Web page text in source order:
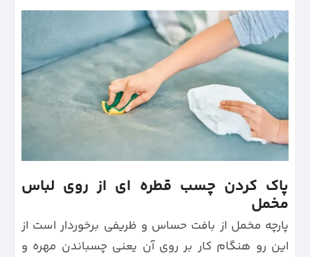
پاک کردن چسب قطره ای از روی لباس
مخمل
پارچه مخمل از بافت حساس و ظریفی برخوردار است از
این رو هنگام کار بر روی آن یعنی چسباندن مهره و